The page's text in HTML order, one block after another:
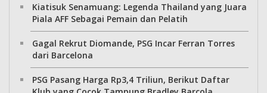
Kiatisuk Senamuang: Legenda Thailand yang Juara
Piala AFF Sebagai Pemain dan Pelatih
Gagal Rekrut Diomande, PSG Incar Ferran Torres
dari Barcelona
PSG Pasang Harga Rp3,4 Triliun, Berikut Daftar